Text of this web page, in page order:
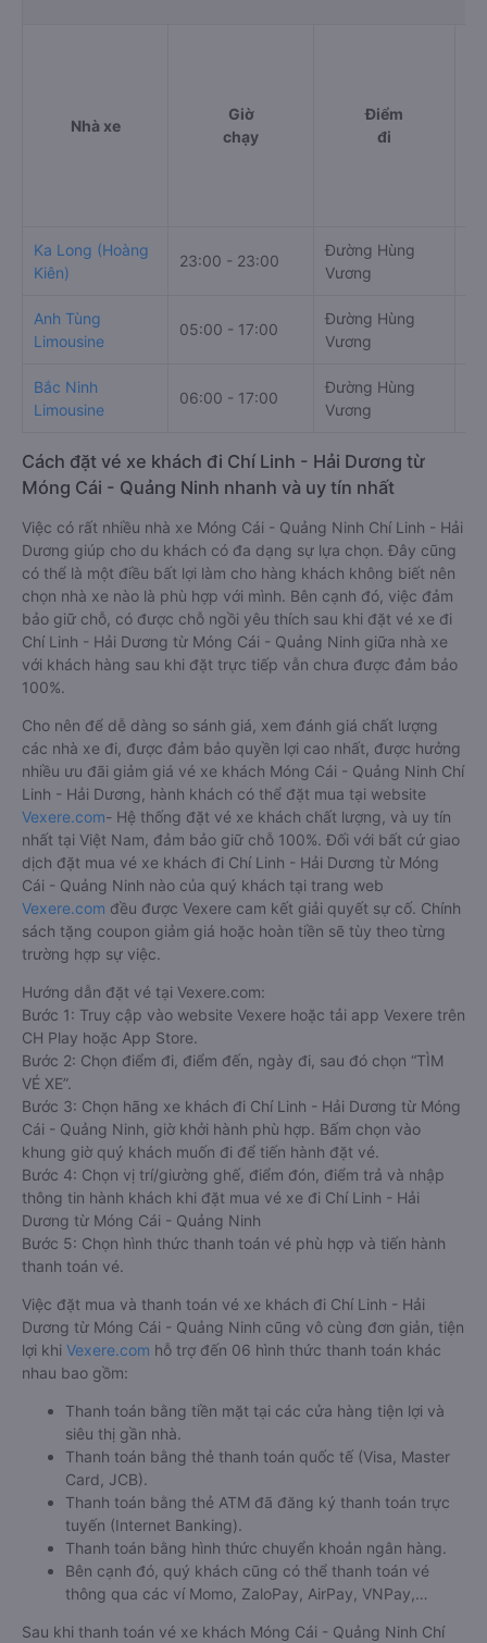
Nhà xe
Giờ
chạy
Điểm
đi
Ka Long (Hoàng
Kiên)
23:00 - 23:00
Đường Hùng
Vương
Anh Tùng
Limousine
05:00 - 17:00
Đường Hùng
Vương
Bắc Ninh
Limousine
06:00 - 17:00
Đường Hùng
Vương
Cách đặt vé xe khách đi Chí Linh - Hải Dương từ
Móng Cái - Quảng Ninh nhanh và uy tín nhất
Việc có rất nhiều nhà xe Móng Cái - Quảng Ninh Chí Linh - Hải
Dương giúp cho du khách có đa dạng sự lựa chọn. Đây cũng
có thể là một điều bất lợi làm cho hàng khách không biết nên
chọn nhà xe nào là phù hợp với mình. Bên cạnh đó, việc đảm
bảo giữ chỗ, có được chỗ ngồi yêu thích sau khi đặt vé xe đi
Chí Linh - Hải Dương từ Móng Cái - Quảng Ninh giữa nhà xe
với khách hàng sau khi đặt trực tiếp vẫn chưa được đảm bảo
100%.
Cho nên để dễ dàng so sánh giá, xem đánh giá chất lượng
các nhà xe đi, được đảm bảo quyền lợi cao nhất, được hưởng
nhiều ưu đãi giảm giá vé xe khách Móng Cái - Quảng Ninh Chí
Linh - Hải Dương, hành khách có thể đặt mua tại website
Vexere.com- Hệ thống đặt vé xe khách chất lượng, và uy tín
nhất tại Việt Nam, đảm bảo giữ chỗ 100%. Đối với bất cứ giao
dịch đặt mua vé xe khách đi Chí Linh - Hải Dương từ Móng
Cái - Quảng Ninh nào của quý khách tại trang web
Vexere.com đều được Vexere cam kết giải quyết sự cố. Chính
sách tặng coupon giảm giá hoặc hoàn tiền sẽ tùy theo từng
trường hợp sự việc.
Hướng dẫn đặt vé tại Vexere.com:
Bước 1: Truy cập vào website Vexere hoặc tải app Vexere trên
CH Play hoặc App Store.
Bước 2: Chọn điểm đi, điểm đến, ngày đi, sau đó chọn “TÌM
VÉ XE”.
Bước 3: Chọn hãng xe khách đi Chí Linh - Hải Dương từ Móng
Cái - Quảng Ninh, giờ khởi hành phù hợp. Bấm chọn vào
khung giờ quý khách muốn đi để tiến hành đặt vé.
Bước 4: Chọn vị trí/giường ghế, điểm đón, điểm trả và nhập
thông tin hành khách khi đặt mua vé xe đi Chí Linh - Hải
Dương từ Móng Cái - Quảng Ninh
Bước 5: Chọn hình thức thanh toán vé phù hợp và tiến hành
thanh toán vé.
Việc đặt mua và thanh toán vé xe khách đi Chí Linh - Hải
Dương từ Móng Cái - Quảng Ninh cũng vô cùng đơn giản, tiện
lợi khi Vexere.com hỗ trợ đến 06 hình thức thanh toán khác
nhau bao gồm:
Thanh toán bằng tiền mặt tại các cửa hàng tiện lợi và
siêu thị gần nhà.
Thanh toán bằng thẻ thanh toán quốc tế (Visa, Master
Card, JCB).
Thanh toán bằng thẻ ATM đã đăng ký thanh toán trực
tuyến (Internet Banking).
Thanh toán bằng hình thức chuyển khoản ngân hàng.
Bên cạnh đó, quý khách cũng có thể thanh toán vé
thông qua các ví Momo, ZaloPay, AirPay, VNPay,…
Sau khi thanh toán vé xe khách Móng Cái - Quảng Ninh Chí